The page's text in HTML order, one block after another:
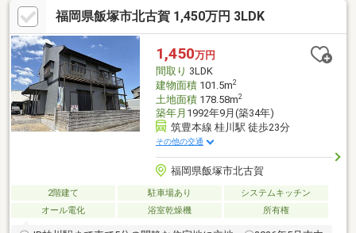
福岡県飯塚市北古賀 1,450万円 3LDK
1,450万円
間取り 3LDK
建物面積101.5m2
土地面積178.58m2
築年月 1992年9月(築34年)
筑豊本線 桂川駅 徒歩23分
その他の交通
福岡県飯塚市北古賀
2階建て 駐車場あり
システムキッチン
オール電化
浴室乾燥機 所有権